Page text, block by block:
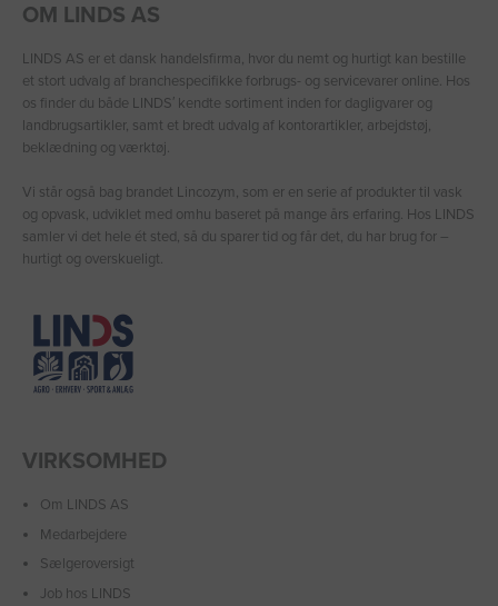
OM LINDS AS
LINDS AS er et dansk handelsfirma, hvor du nemt og hurtigt kan bestille
et stort udvalg af branchespecifikke forbrugs- og servicevarer online. Hos
os finder du både LINDS′ kendte sortiment inden for dagligvarer og
landbrugsartikler, samt et bredt udvalg af kontorartikler, arbejdstøj,
beklædning og værktøj.
Vi står også bag brandet Lincozym, som er en serie af produkter til vask
og opvask, udviklet med omhu baseret på mange års erfaring. Hos LINDS
samler vi det hele ét sted, så du sparer tid og får det, du har brug for –
hurtigt og overskueligt.
VIRKSOMHED
Om LINDS AS
Medarbejdere
Sælgeroversigt
Job hos LINDS